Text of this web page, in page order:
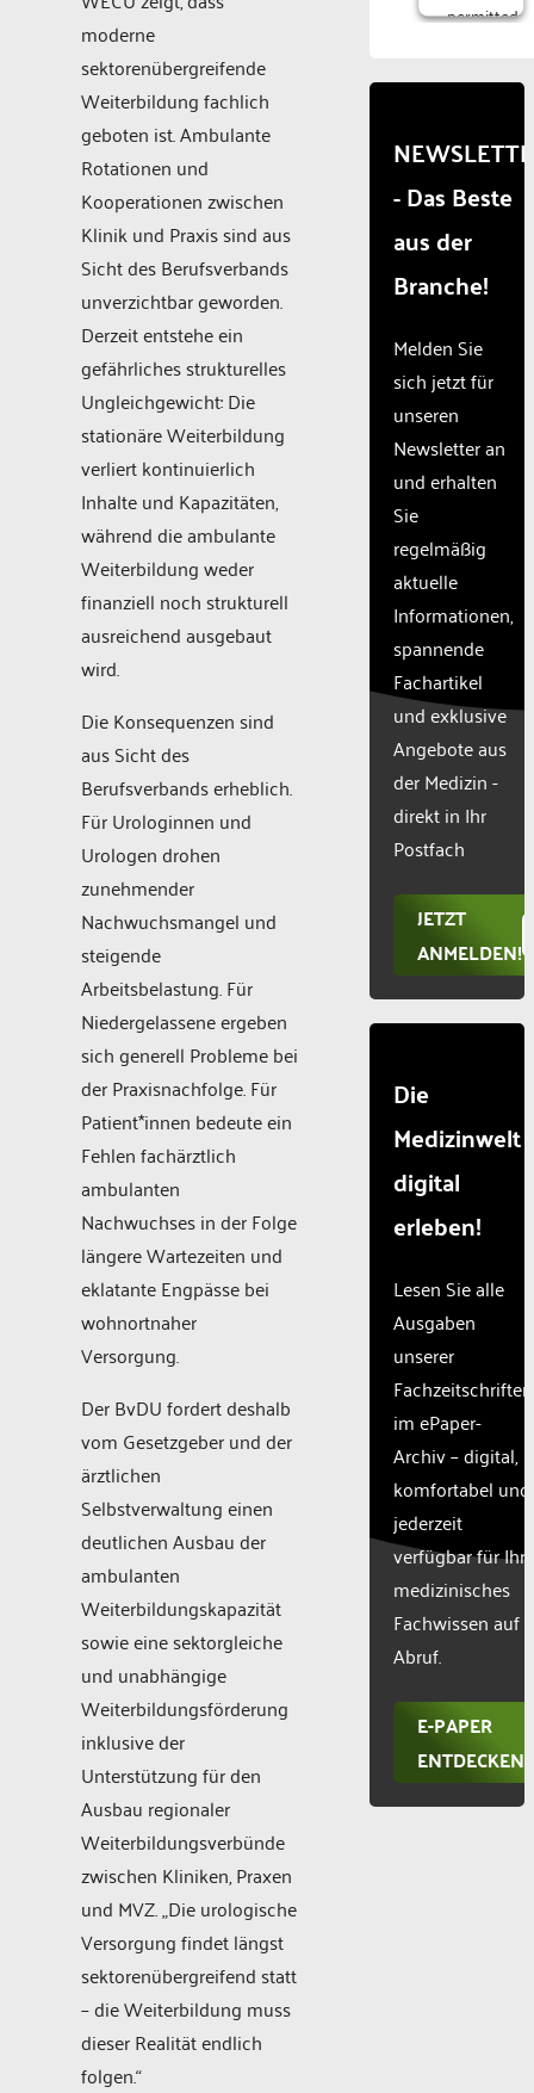
moderne
sektorenübergreifende
Weiterbildung fachlich
geboten ist. Ambulante
Rotationen und
Kooperationen zwischen
Klinik und Praxis sind aus
Sicht des Berufsverbands
unverzichtbar geworden.
Derzeit entstehe ein
gefährliches strukturelles
Ungleichgewicht: Die
stationäre Weiterbildung
verliert kontinuierlich
Inhalte und Kapazitäten,
während die ambulante
Weiterbildung weder
finanziell noch strukturell
ausreichend ausgebaut
wird.
Die Konsequenzen sind
aus Sicht des
Berufsverbands erheblich.
Für Urologinnen und
Urologen drohen
zunehmender
Nachwuchsmangel und
steigende
Arbeitsbelastung. Für
Niedergelassene ergeben
sich generell Probleme bei
der Praxisnachfolge. Für
Patient*innen bedeute ein
Fehlen fachärztlich
ambulanten
Nachwuchses in der Folge
längere Wartezeiten und
eklatante Engpässe bei
wohnortnaher
Versorgung.
Der BvDU fordert deshalb
vom Gesetzgeber und der
ärztlichen
Selbstverwaltung einen
deutlichen Ausbau der
ambulanten
Weiterbildungskapazität
sowie eine sektorgleiche
und unabhängige
Weiterbildungsförderung
inklusive der
Unterstützung für den
Ausbau regionaler
Weiterbildungsverbünde
zwischen Kliniken, Praxen
und MVZ. „Die urologische
Versorgung findet längst
sektorenübergreifend statt
– die Weiterbildung muss
dieser Realität endlich
folgen.“
permitted
due to
that
are
not
disclosed
to the
The
owner
needs
to
setup
the
site
with
CMP
to add
content
to the
list of
used.
Powered
Consent
- Das Beste
aus der
Branche!
Melden Sie
sich jetzt für
unseren
Newsletter an
und erhalten
Sie
regelmäßig
aktuelle
Informationen,
spannende
Fachartikel
und exklusive
Angebote aus
der Medizin -
direkt in Ihr
Postfach
JETZT
ANMELDEN!
Die
Medizinwelt
digital
erleben!
Lesen Sie alle
Ausgaben
unserer
Fachzeitschriften
im ePaper-
Archiv – digital,
komfortabel und
jederzeit
verfügbar für Ihr
medizinisches
Fachwissen auf
Abruf.
E-PAPER
ENTDECKEN